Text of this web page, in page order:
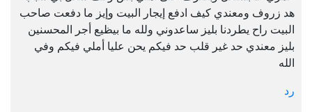
هد زروف ومعندي كيف ادفع إيجار البيت وإيز ما دفعت صاحب
البيت راح يطردنا بليز ساعدوني ولله ما بيظيع أجر المحسنين
بليز معندي حد غير قلب حد فيكم يحن عليا أملي فيكم وفي
الله
رد